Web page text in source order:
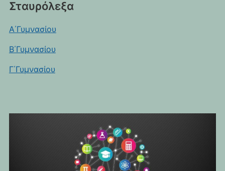
Σταυρόλεξα
Α΄Γυμνασίου
Β΄Γυμνασίου
Γ΄Γυμνασίου